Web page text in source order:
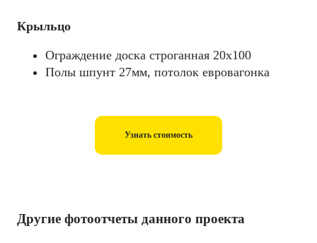
Крыльцо
Ограждение доска строганная 20х100
Полы шпунт 27мм, потолок евровагонка
Узнать стоимость
Другие фотоотчеты данного проекта